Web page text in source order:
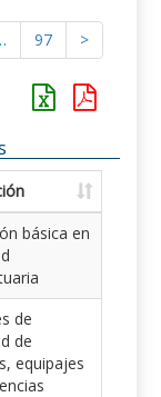
97 >
básica en
de
de
equipajes